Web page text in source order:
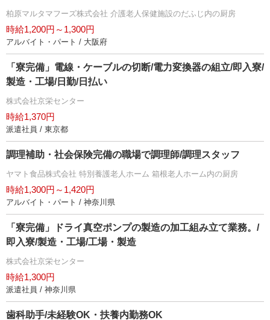
柏原マルタマフーズ株式会社 介護老人保健施設のだふじ内の厨房
時給1,200円～1,300円
アルバイト・パート / 大阪府
「寮完備」電線・ケーブルの切断/電力変換器の組立/即入寮/
製造・工場/日勤/日払い
株式会社京栄センター
時給1,370円
派遣社員 / 東京都
調理補助・社会保険完備の職場で調理師/調理スタッフ
ヤマト食品株式会社 特別養護老人ホーム 箱根老人ホーム内の厨房
時給1,300円～1,420円
アルバイト・パート / 神奈川県
「寮完備」ドライ真空ポンプの製造の加工組み立て業務。/
即入寮/製造・工場/工場・製造
株式会社京栄センター
時給1,300円
派遣社員 / 神奈川県
歯科助手/未経験OK・扶養内勤務OK